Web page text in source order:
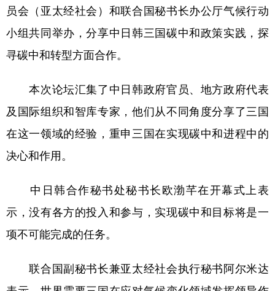
访谈 视频 图片 政务
学术中国 乡村振兴 银龄 溯源中国
彩票
文化产业
北京 天津 河北 山西
员会（亚太经社会）和联合国秘书长办公厅气候行动
小组共同举办，分享中日韩三国碳中和政策实践，探
寻碳中和转型方面合作。
本次论坛汇集了中日韩政府官员、地方政府代表
及国际组织和智库专家，他们从不同角度分享了三国
在这一领域的经验，重申三国在实现碳中和进程中的
决心和作用。
中日韩合作秘书处秘书长欧渤芊在开幕式上表
示，没有各方的投入和参与，实现碳中和目标将是一
项不可能完成的任务。
联合国副秘书长兼亚太经社会执行秘书阿尔米达